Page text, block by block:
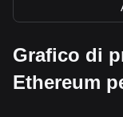
Grafico di
Ethereum